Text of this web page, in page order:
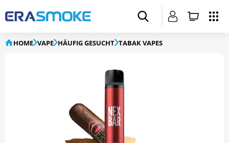
HOME VAPE HÄUFIG GESUCHT TABAK VAPES